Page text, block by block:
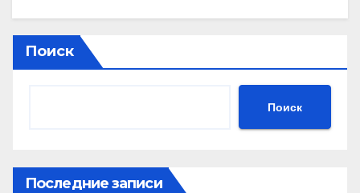
n
o
kl
ki
at
s
A
er
e
a
р
в
ть
Поиск
Поиск
Последние записи